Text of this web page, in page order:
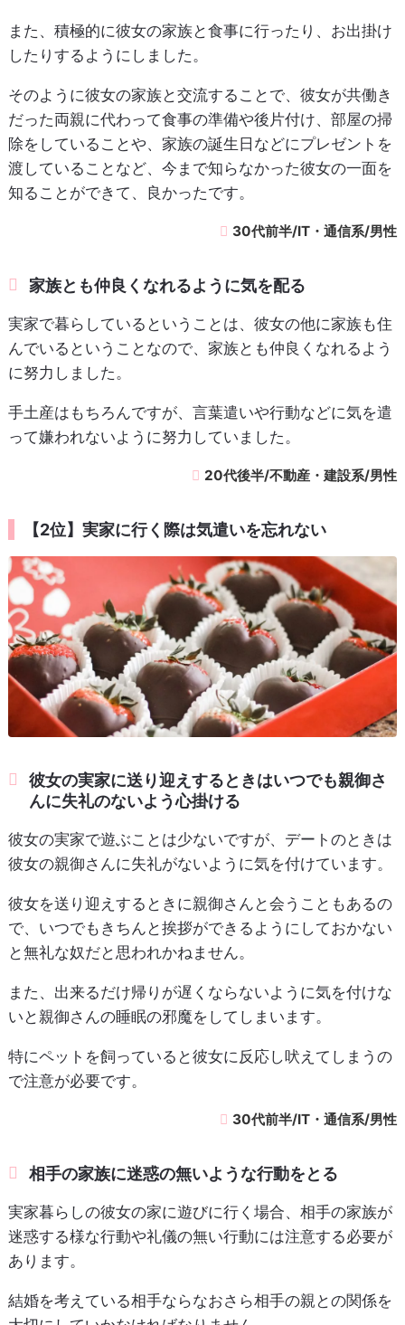
また、積極的に彼女の家族と食事に行ったり、お出掛け
したりするようにしました。
そのように彼女の家族と交流することで、彼女が共働き
だった両親に代わって食事の準備や後片付け、部屋の掃
除をしていることや、家族の誕生日などにプレゼントを
渡していることなど、今まで知らなかった彼女の一面を
知ることができて、良かったです。
30代前半/IT・通信系/男性
家族とも仲良くなれるように気を配る
実家で暮らしているということは、彼女の他に家族も住
んでいるということなので、家族とも仲良くなれるよう
に努力しました。
手土産はもちろんですが、言葉遣いや行動などに気を遣
って嫌われないように努力していました。
20代後半/不動産・建設系/男性
【2位】実家に行く際は気遣いを忘れない
彼女の実家に送り迎えするときはいつでも親御さ
んに失礼のないよう心掛ける
彼女の実家で遊ぶことは少ないですが、デートのときは
彼女の親御さんに失礼がないように気を付けています。
彼女を送り迎えするときに親御さんと会うこともあるの
で、いつでもきちんと挨拶ができるようにしておかない
と無礼な奴だと思われかねません。
また、出来るだけ帰りが遅くならないように気を付けな
いと親御さんの睡眠の邪魔をしてしまいます。
特にペットを飼っていると彼女に反応し吠えてしまうの
で注意が必要です。
30代前半/IT・通信系/男性
相手の家族に迷惑の無いような行動をとる
実家暮らしの彼女の家に遊びに行く場合、相手の家族が
迷惑する様な行動や礼儀の無い行動には注意する必要が
あります。
結婚を考えている相手ならなおさら相手の親との関係を